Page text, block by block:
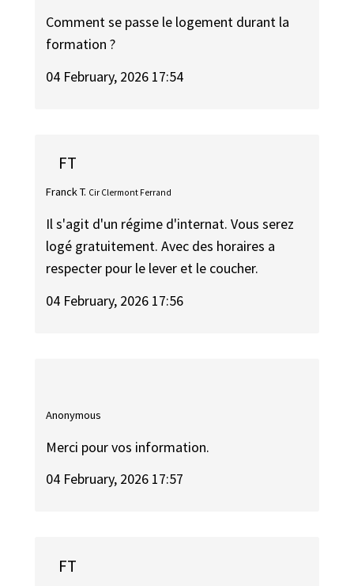
Comment se passe le logement durant la
formation ?
04 February, 2026 17:54
FT
Franck T. Cir Clermont Ferrand
Il s'agit d'un régime d'internat. Vous serez
logé gratuitement. Avec des horaires a
respecter pour le lever et le coucher.
04 February, 2026 17:56
Anonymous
Merci pour vos information.
04 February, 2026 17:57
FT